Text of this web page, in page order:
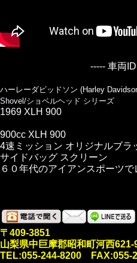
----- 車両
ハーレーダビッドソン (Harley
Shovel/ショベルヘッド シリーズ
1969 XLH 900
900cc XLH 900
4速ミッション オリジナルブラ
サイドバッグ スクリーン
６０年代のアイアンスポーツ
〒409-3851
山梨県中巨摩郡昭和町河西621-
TEL:055-244-8200 FAX:055-